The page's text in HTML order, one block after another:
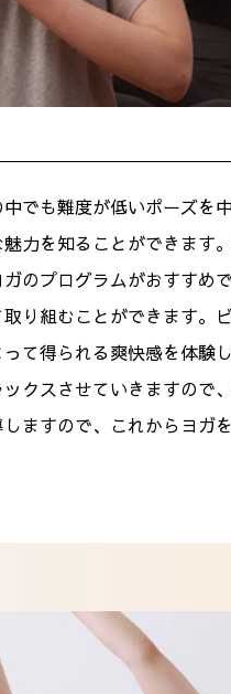
でも難度が低いポーズを
力を知ることができます
のプログラムがおすすめ
り組むことができます。
て得られる爽快感を体験
クスさせていきますので
ますので、これからヨガ